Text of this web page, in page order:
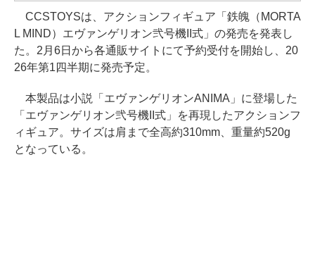
CCSTOYSは、アクションフィギュア「鉄魄（MORTA
L MIND）エヴァンゲリオン弐号機II式」の発売を発表し
た。2月6日から各通販サイトにて予約受付を開始し、20
26年第1四半期に発売予定。
本製品は小説「エヴァンゲリオンANIMA」に登場した
「エヴァンゲリオン弐号機II式」を再現したアクションフ
ィギュア。サイズは肩まで全高約310mm、重量約520g
となっている。